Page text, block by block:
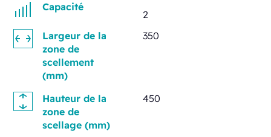
Capacité
2
Largeur de la
zone de
scellement
(mm)
350
Hauteur de la
zone de
scellage (mm)
450